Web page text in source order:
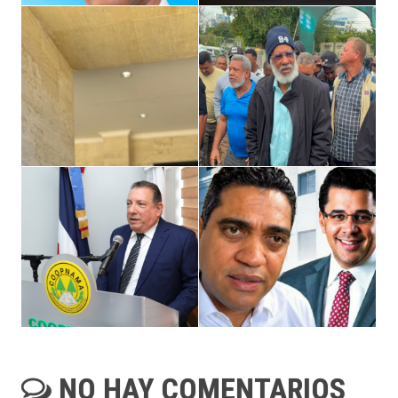
NO HAY COMENTARIOS